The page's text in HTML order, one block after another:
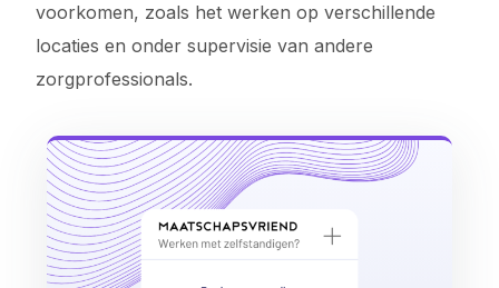
voorkomen, zoals het werken op verschillende
locaties en onder supervisie van andere
zorgprofessionals.